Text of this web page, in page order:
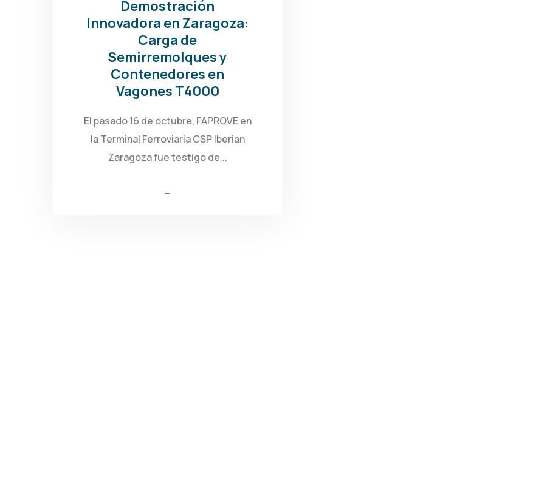
Demostración
Innovadora en Zaragoza:
Carga de
Semirremolques y
Contenedores en
Vagones T4000
El pasado 16 de octubre, FAPROVE en
la Terminal Ferroviaria CSP Iberian
Zaragoza fue testigo de...